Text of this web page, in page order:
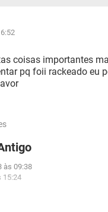
coisas importantes
pq foii rackeado eu
às 09:38
15:24